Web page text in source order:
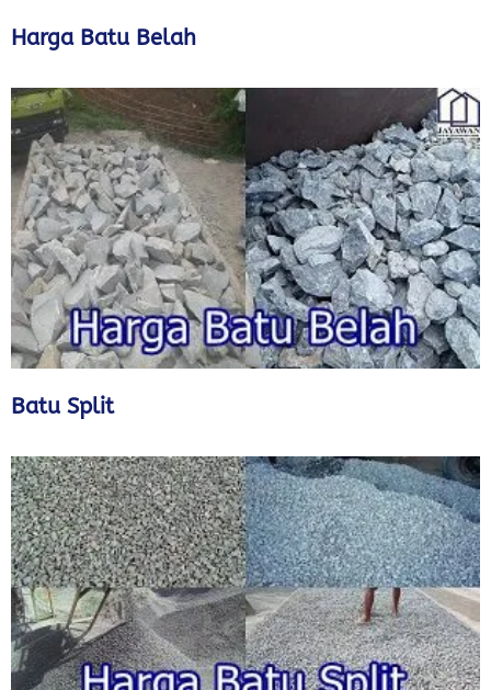
Harga Batu Belah
Batu Split